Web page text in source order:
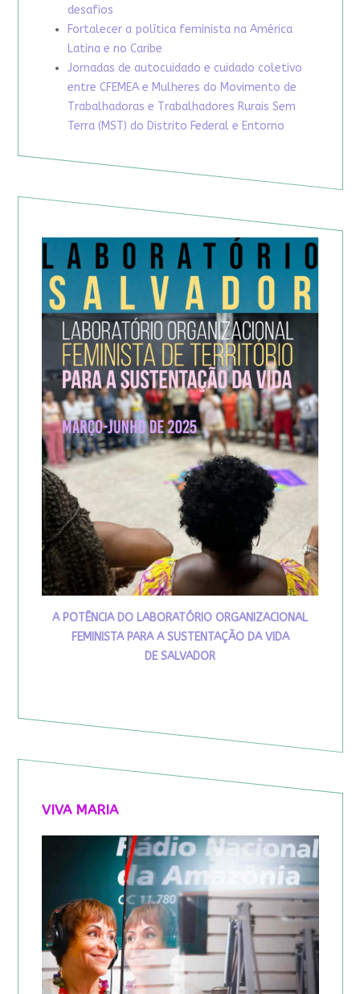
desafios
Fortalecer a política feminista na América
Latina e no Caribe
Jornadas de autocuidado e cuidado coletivo
entre CFEMEA e Mulheres do Movimento de
Trabalhadoras e Trabalhadores Rurais Sem
Terra (MST) do Distrito Federal e Entorno
A POTÊNCIA DO LABORATÓRIO ORGANIZACIONAL
FEMINISTA PARA A SUSTENTAÇÃO DA VIDA
DE SALVADOR
VIVA MARIA